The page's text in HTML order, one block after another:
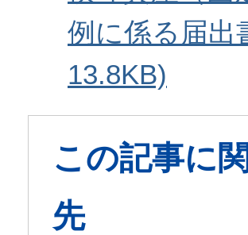
例に係る届出
13.8KB)
この記事に
先